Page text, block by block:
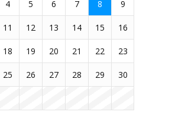
4 5 6 7 8 9
11 12 13 14 15 16
18 19 20 21 22 23
25 26 27 28 29 30